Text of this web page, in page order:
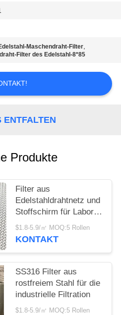
Maschendraht-Filter,
Filter des Edelstahl-8*85
ENTFALTEN
Produkte
Filter aus
Edelstahldrahtnetz und
Stoffschirm für Labor
Siebe SUS304
$1.8-5.9/㎡ MOQ:5 Rollen
KONTAKT
SS316 Filter aus
rostfreiem Stahl für die
industrielle Filtration
$1.8-5.9/㎡ MOQ:5 Rollen